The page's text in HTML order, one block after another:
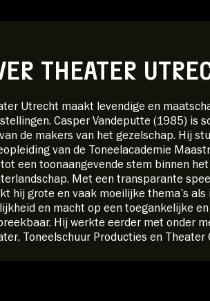
THEATER
Utrecht maakt levendige en
Casper Vandeputte (1985) is
de makers van het gezelschap. Hij
van de Toneelacademie
een toonaangevende stem binnen
Met een transparante
hij grote en vaak moeilijke thema’s
en macht op een toegankelijke
Hij werkte eerder met onder
Toneelschuur Producties en Theater